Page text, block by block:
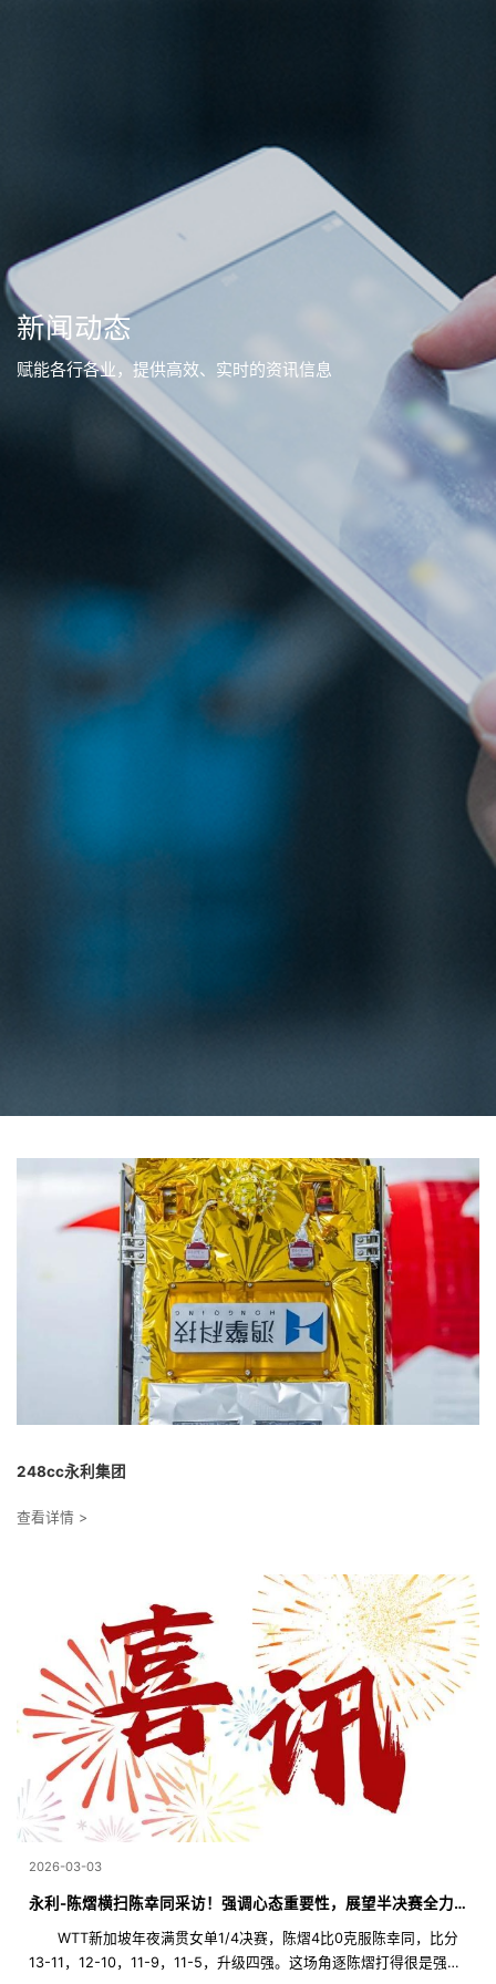
新闻动态
赋能各行各业，提供高效、实时的资讯信息
248cc永利集团
查看详情 >
2026-03-03
永利-陈熠横扫陈幸同采访！强调心态重要性，展望半决赛全力拼去享受！
WTT新加坡年夜满贯女单1/4决赛，陈熠4比0克服陈幸同，比分
13-11，12-10，11-9，11-5，升级四强。这场角逐陈熠打得很是强